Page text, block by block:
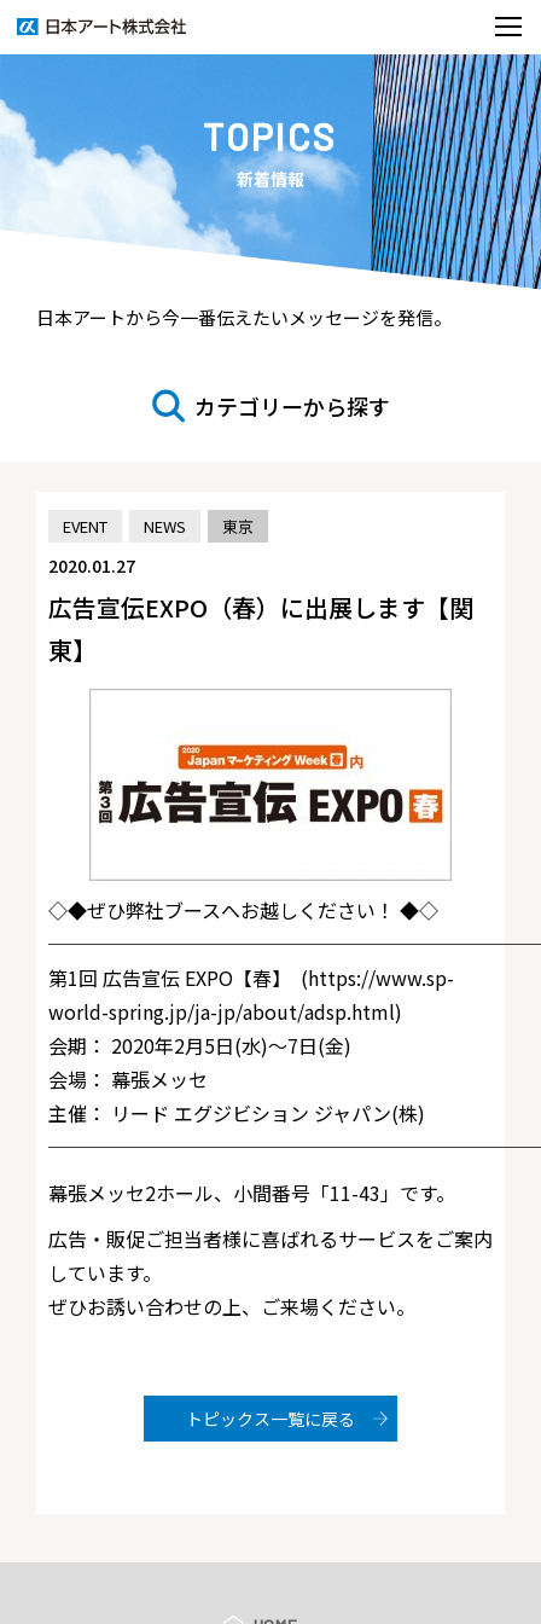
TOPICS
新着情報
日本アートから今一番伝えたいメッセージを発信。
カテゴリーから探す
EVENT NEWS 東京
2020.01.27
広告宣伝EXPO（春）に出展します【関
東】
◇◆ぜひ弊社ブースへお越しください！ ◆◇
第1回 広告宣伝 EXPO【春】 (https://www.sp-
world-spring.jp/ja-jp/about/adsp.html)
会期： 2020年2月5日(水)〜7日(金)
会場： 幕張メッセ
主催： リード エグジビション ジャパン(株)
幕張メッセ2ホール、小間番号「11-43」です。
広告・販促ご担当者様に喜ばれるサービスをご案内
しています。
ぜひお誘い合わせの上、ご来場ください。
トピックス一覧に戻る